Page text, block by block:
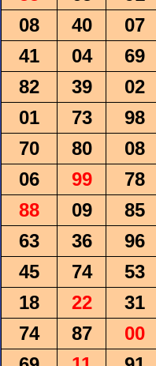
08
40 07
41
04 69
82
39 02
01
73 98
70
80 08
06
99 78
88
09 85
63
36 96
45
74 53
18
22 31
74
87 00